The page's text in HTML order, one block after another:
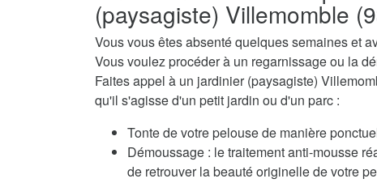
(paysagiste) Villemomble
Vous vous êtes absenté quelques semaines et
Vous voulez procéder à un regarnissage ou la
Faites appel à un jardinier (paysagiste)
qu'il s'agisse d'un petit jardin ou d'un parc :
Tonte de votre pelouse de manière
Démoussage : le traitement anti-mousse
de retrouver la beauté originelle de votre